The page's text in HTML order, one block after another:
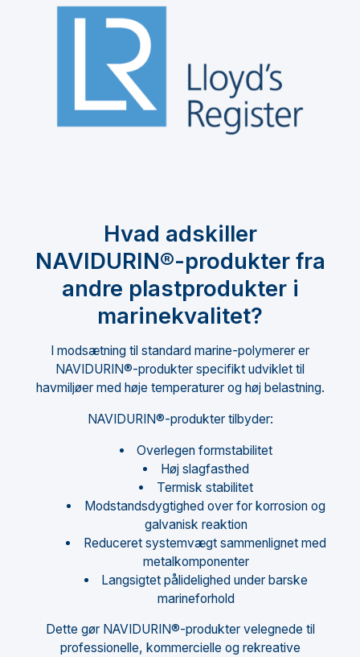
Hvad adskiller
NAVIDURIN®-produkter fra
andre plastprodukter i
marinekvalitet?
I modsætning til standard marine-polymerer er
NAVIDURIN®-produkter specifikt udviklet til
havmiljøer med høje temperaturer og høj belastning.
NAVIDURIN®-produkter tilbyder:
Overlegen formstabilitet
Høj slagfasthed
Termisk stabilitet
Modstandsdygtighed over for korrosion og
galvanisk reaktion
Reduceret systemvægt sammenlignet med
metalkomponenter
Langsigtet pålidelighed under barske
marineforhold
Dette gør NAVIDURIN®-produkter velegnede til
professionelle, kommercielle og rekreative